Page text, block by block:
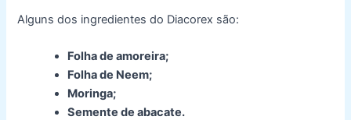
Alguns dos ingredientes do Diacorex são:
Folha de amoreira;
Folha de Neem;
Moringa;
Semente de abacate.